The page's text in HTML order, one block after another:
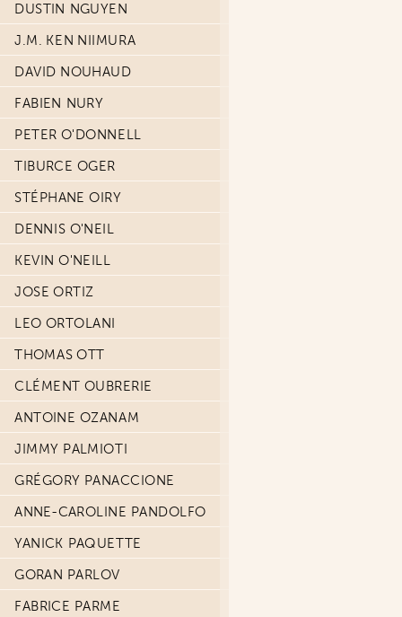
DUSTIN NGUYEN
J.M. KEN NIIMURA
DAVID NOUHAUD
FABIEN NURY
PETER O'DONNELL
TIBURCE OGER
STÉPHANE OIRY
DENNIS O'NEIL
KEVIN O'NEILL
JOSE ORTIZ
LEO ORTOLANI
THOMAS OTT
CLÉMENT OUBRERIE
ANTOINE OZANAM
JIMMY PALMIOTI
GRÉGORY PANACCIONE
ANNE-CAROLINE PANDOLFO
YANICK PAQUETTE
GORAN PARLOV
FABRICE PARME